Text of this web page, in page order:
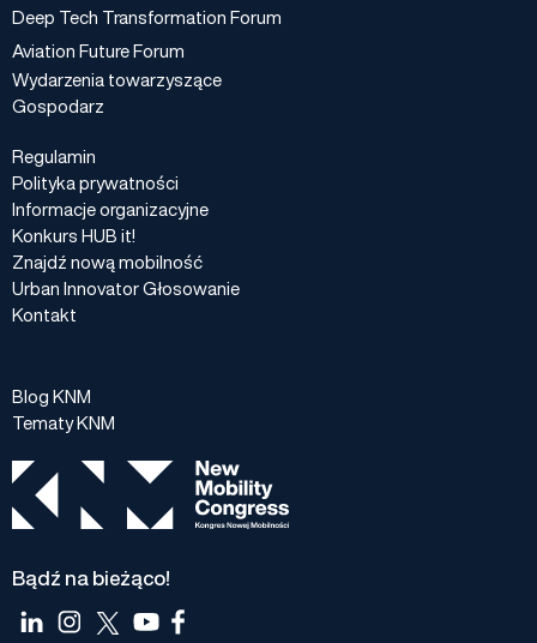
Deep Tech Transformation Forum
Aviation Future Forum
Wydarzenia towarzyszące
Gospodarz
Regulamin
Polityka prywatności
Informacje organizacyjne
Konkurs HUB it!
Znajdź nową mobilność
Urban Innovator Głosowanie
Kontakt
Blog KNM
Tematy KNM
Bądź na bieżąco!